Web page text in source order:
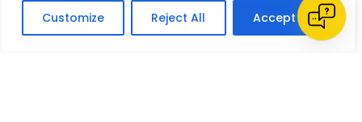
Customize Reject All Accept All